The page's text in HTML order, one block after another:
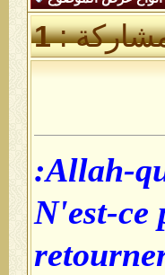
:
1
Allah-
"N'est-